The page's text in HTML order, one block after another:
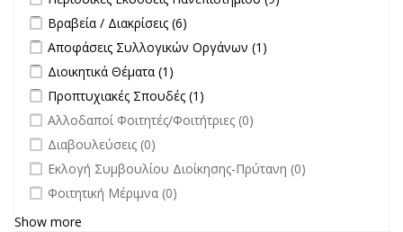
Apply Βραβεία / Διακρίσεις filter
Βραβεία / Διακρίσεις (6)
Apply Αποφάσεις Συλλογικών Οργάνων filter
Αποφάσεις Συλλογικών Οργάνων (1)
Apply Διοικητικά Θέματα filter
Διοικητικά Θέματα (1)
Apply Προπτυχιακές Σπουδές filter
Προπτυχιακές Σπουδές (1)
undefined
Αλλοδαποί Φοιτητές/Φοιτήτριες (0)
undefined
Διαβουλεύσεις (0)
undefined
Εκλογή Συμβουλίου Διοίκησης-Πρύτανη (0)
undefined
Φοιτητική Μέριμνα (0)
Show more